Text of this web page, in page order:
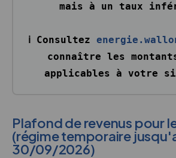
mais à un taux
ℹ️ Consultez
connaître les
applicables à votre
Plafond de revenus pour
(régime temporaire
30/09/2026)